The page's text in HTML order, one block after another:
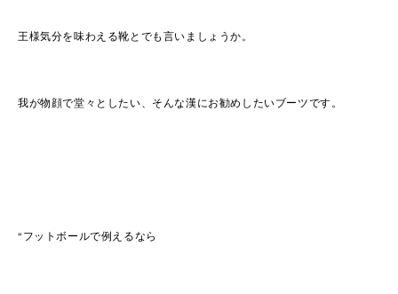
王様気分を味わえる靴とでも言いましょうか。
我が物顔で堂々としたい、そんな漢にお勧めしたいブーツです。
“フットボールで例えるなら